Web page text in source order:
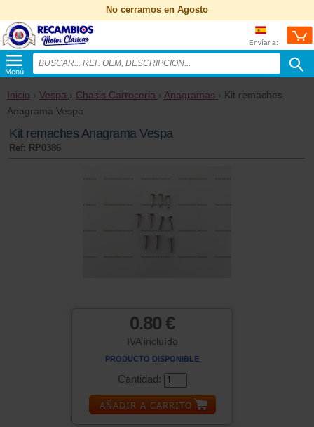
No cerramos en Agosto
Envíar a:
Menú
Inicio › Vespa › Chasis Carroceria › Anagramas › Kit remaches
Anagrama Vespa
Kit remaches Anagrama Vespa
Ref: RP0386
0.80 €
IVA incluído
PRODUCTO DISPONIBLE
Cantidad: